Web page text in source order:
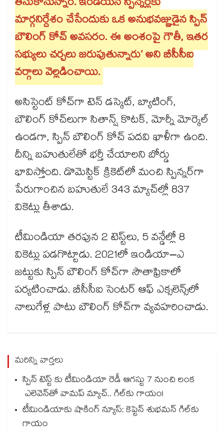
మార్గనిర్దేశం చేసేందుకు ఒక అనుభవజ్ఞుడైన స్పిన్‌‌‌‌‌‌‌‌‌‌‌‌‌‌‌‌
బౌలింగ్‌‌‌‌‌‌‌‌‌‌‌‌‌‌‌‌ కోచ్‌‌‌‌‌‌‌‌‌‌‌‌‌‌‌‌ అవసరం. ఈ అంశంపై గౌతీ, ఇతర
సభ్యులు చర్చలు జరుపుతున్నారు’ అని బీసీసీఐ
వర్గాలు వెల్లడించాయి.
అసిస్టెంట్‌‌‌‌‌‌‌‌‌‌‌‌‌‌‌‌ కోచ్‌‌‌‌‌‌‌‌‌‌‌‌‌‌‌‌గా టెన్‌‌‌‌‌‌‌‌‌‌‌‌‌‌‌‌ డస్కెట్‌‌‌‌‌‌‌‌‌‌‌‌‌‌‌‌, బ్యాటింగ్‌‌‌‌‌‌‌‌‌‌‌‌‌‌‌‌,
బౌలింగ్‌‌‌‌‌‌‌‌‌‌‌‌‌‌‌‌ కోచ్‌‌‌‌‌‌‌‌‌‌‌‌‌‌‌‌లుగా సితాన్ష్‌‌‌‌‌‌‌‌‌‌‌‌‌‌‌‌ కొటక్‌‌‌‌‌‌‌‌‌‌‌‌‌‌‌‌, మోర్నీ మోర్కెల్‌‌‌‌‌‌‌‌‌‌‌‌‌‌‌‌
ఉండగా, స్పిన్‌‌‌‌‌‌‌‌‌‌‌‌‌‌‌‌ బౌలింగ్‌‌‌‌‌‌‌‌‌‌‌‌‌‌‌‌ కోచ్‌‌‌‌‌‌‌‌‌‌‌‌‌‌‌‌ పదవి ఖాళీగా ఉంది.
దీన్ని బహుతులేతో భర్తీ చేయాలని బోర్డు
భావిస్తోంది. డొమెస్టిక్‌‌‌‌‌‌‌‌‌‌‌‌‌‌‌‌ క్రికెట్‌‌‌‌‌‌‌‌‌‌‌‌‌‌‌‌లో మంచి స్పిన్నర్‌‌‌‌‌‌‌‌‌‌‌‌‌‌‌‌గా
పేరుగాంచిన బహుతులే 343 మ్యాచ్‌‌‌‌‌‌‌‌‌‌‌‌‌‌‌‌ల్లో 837
వికెట్లు తీశాడు.
టీమిండియా తరపున 2 టెస్ట్‌‌‌‌‌‌‌‌‌‌‌‌‌‌‌‌లు, 5 వన్డేల్లో 8
వికెట్లు పడగొట్టాడు. 2021లో ఇండియా–ఎ
జట్టుకు స్పిన్‌‌‌‌‌‌‌‌‌‌‌‌‌‌‌‌ బౌలింగ్‌‌‌‌‌‌‌‌‌‌‌‌‌‌‌‌ కోచ్‌‌‌‌‌‌‌‌‌‌‌‌‌‌‌‌గా సౌతాఫ్రికాలో
పర్యటించాడు. బీసీసీఐ సెంటర్‌‌‌‌‌‌‌‌‌‌‌‌‌‌‌‌ ఆఫ్‌‌‌‌‌‌‌‌‌‌‌‌‌‌‌‌ ఎక్సలెన్స్‌‌‌‌‌‌‌‌‌‌‌‌‌‌‌‌లో
నాలుగేళ్ల పాటు బౌలింగ్‌‌‌‌‌‌‌‌‌‌‌‌‌‌‌‌ కోచ్‌‌‌‌‌‌‌‌‌‌‌‌‌‌‌‌గా వ్యవహరించాడు.
మరిన్ని వార్తలు
స్పిన్‌‌‌‌ టెస్ట్‌‌ కు టీమిండియా రెడీ ఆగస్టు 7 నుంచి లంక
ఎలెవెన్‌‌తో వామప్‌‌ మ్యాచ్‌‌.. గిల్‌‌కు గాయం!
టీమిండియాకు షాకింగ్ న్యూస్: కెప్టెన్ శుభమన్ గిల్‎కు
గాయం